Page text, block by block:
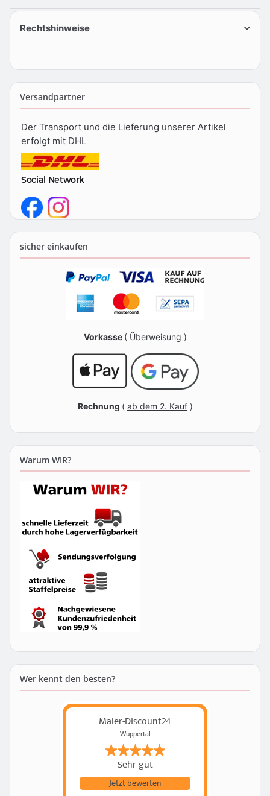
Rechtshinweise
Versandpartner
Der Transport und die Lieferung unserer Artikel
erfolgt mit DHL
Social Network
sicher einkaufen
Vorkasse ( Überweisung )
Rechnung ( ab dem 2. Kauf)
Warum WIR?
Wer kennt den besten?
Maler-Discount24
Wuppertal
Sehr gut
Jetzt bewerten